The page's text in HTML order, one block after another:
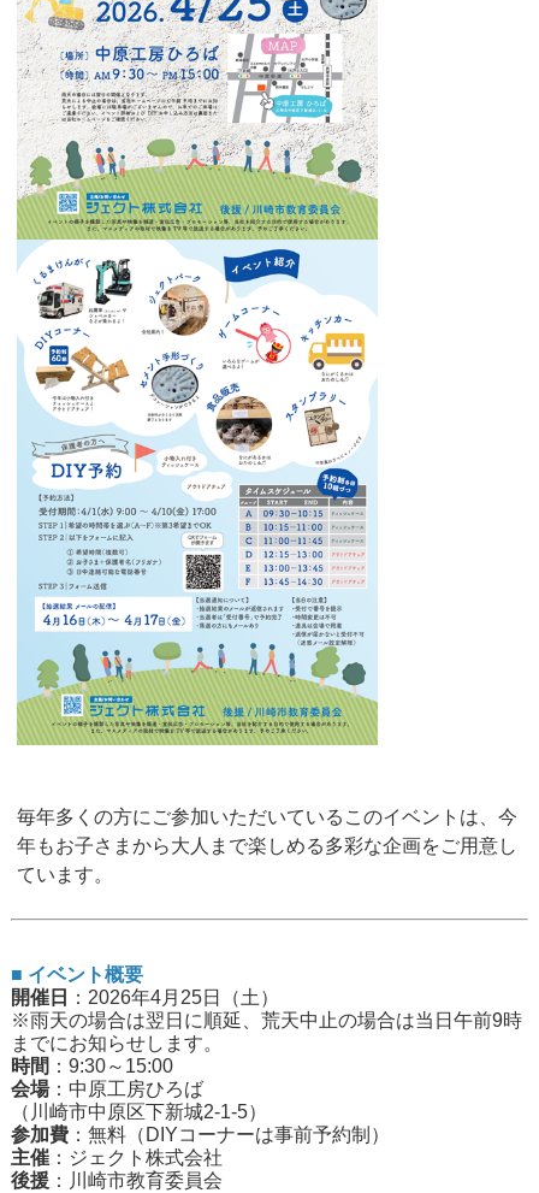
毎年多くの方にご参加いただいているこのイベントは、今
年もお子さまから大人まで楽しめる多彩な企画をご用意し
ています。
■ イベント概要
開催日
：2026年4月25日（土）
※雨天の場合は翌日に順延、荒天中止の場合は当日午前9時
までにお知らせします。
時間 ：9:30～15:00
会場：中原工房ひろば
（川崎市中原区下新城2-1-5）
参加費：無料（DIYコーナーは事前予約制）
主催：ジェクト株式会社
後援：川崎市教育委員会